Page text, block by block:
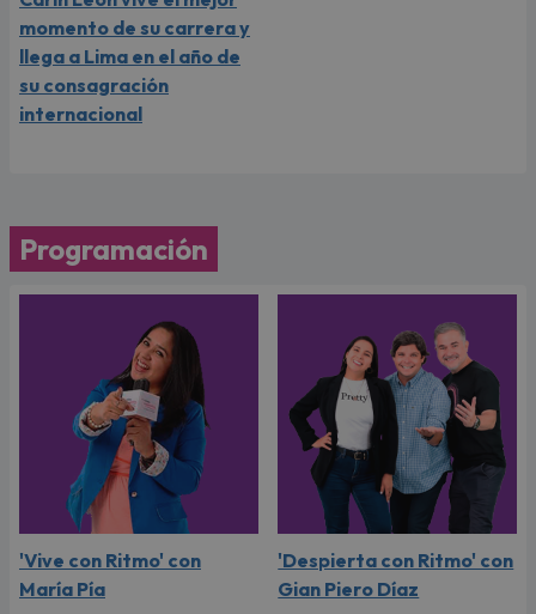
momento de su carrera y
llega a Lima en el año de
su consagración
internacional
Programación
'Vive con Ritmo' con
María Pía
'Despierta con Ritmo' con
Gian Piero Díaz